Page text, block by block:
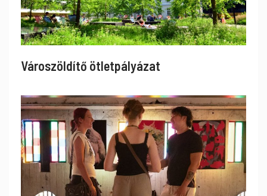
Városzöldítő ötletpályázat